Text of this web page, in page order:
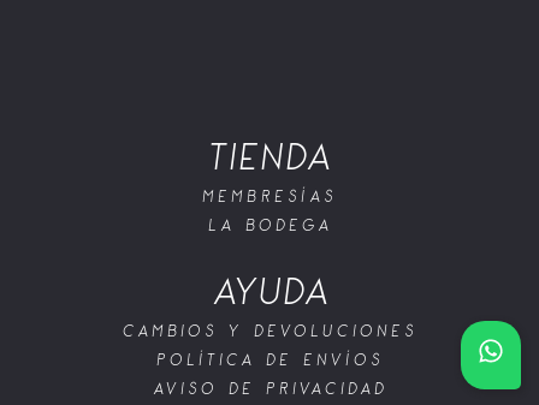
TIENDA
MEMBRESÍAS
LA BODEGA
AYUDA
CAMBIOS Y DEVOLUCIONES
POLÍTICA DE ENVÍOS
AVISO DE PRIVACIDAD